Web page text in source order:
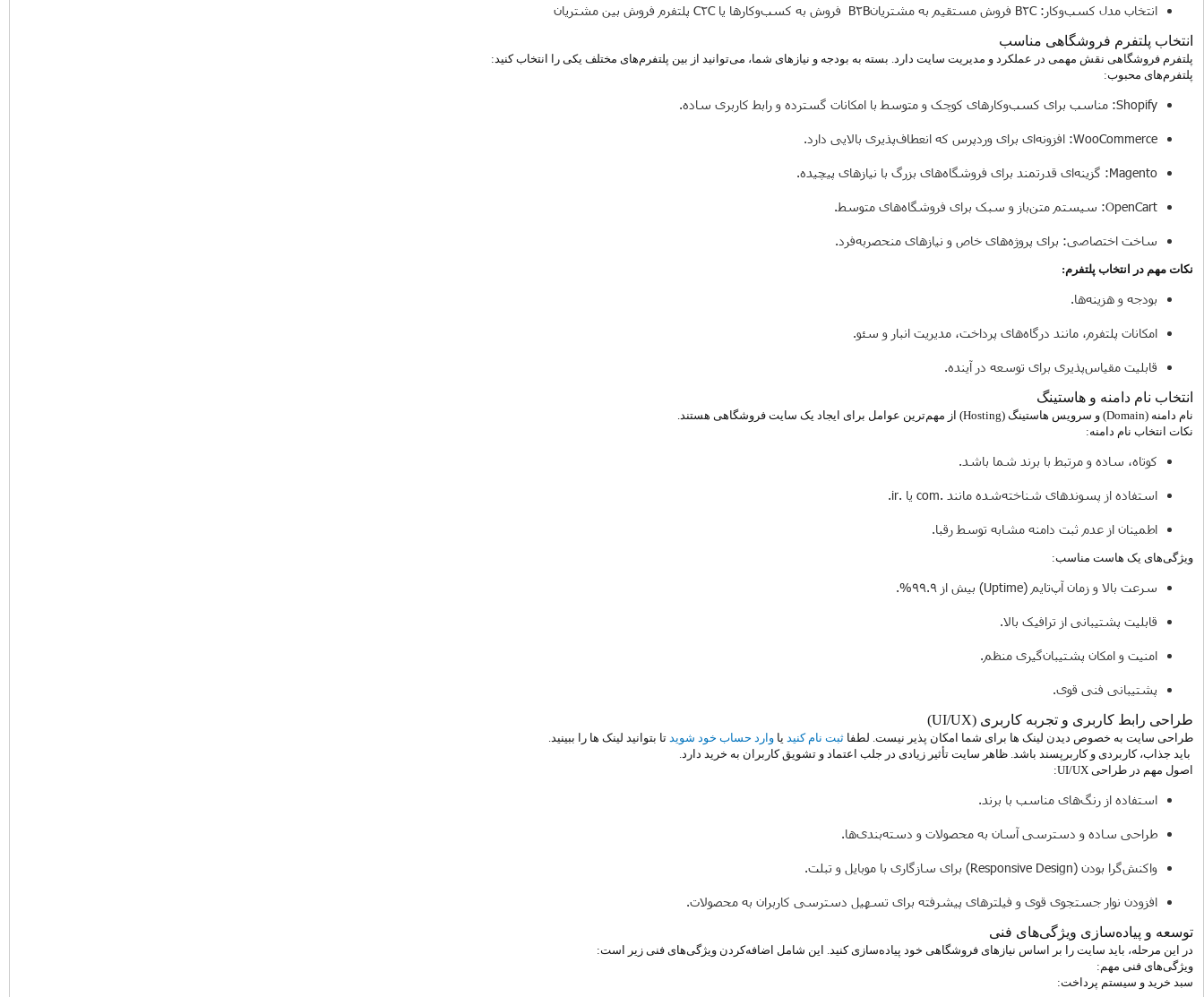
انتخاب مدل کسب‌وکار: B2C فروش مستقیم به مشتریانB2B فروش به کسب‌وکارها یا C2C پلتفرم فروش بین مشتریان
انتخاب پلتفرم فروشگاهی مناسب
پلتفرم فروشگاهی نقش مهمی در عملکرد و مدیریت سایت دارد. بسته به بودجه و نیازهای شما، می‌توانید از بین پلتفرم‌های مختلف یکی را انتخاب کنید:
پلتفرم‌های محبوب:
Shopify: مناسب برای کسب‌وکارهای کوچک و متوسط با امکانات گسترده و رابط کاربری ساده.
WooCommerce: افزونه‌ای برای وردپرس که انعطاف‌پذیری بالایی دارد.
Magento: گزینه‌ای قدرتمند برای فروشگاه‌های بزرگ با نیازهای پیچیده.
OpenCart: سیستم متن‌باز و سبک برای فروشگاه‌های متوسط.
ساخت اختصاصی: برای پروژه‌های خاص و نیازهای منحصر‌به‌فرد.
نکات مهم در انتخاب پلتفرم:
بودجه و هزینه‌ها.
امکانات پلتفرم، مانند درگاه‌های پرداخت، مدیریت انبار و سئو.
قابلیت مقیاس‌پذیری برای توسعه در آینده.
انتخاب نام دامنه و هاستینگ
نام دامنه (Domain) و سرویس هاستینگ (Hosting) از مهم‌ترین عوامل برای ایجاد یک سایت فروشگاهی هستند.
نکات انتخاب نام دامنه:
کوتاه، ساده و مرتبط با برند شما باشد.
استفاده از پسوندهای شناخته‌شده مانند .com یا .ir.
اطمینان از عدم ثبت دامنه مشابه توسط رقبا.
ویژگی‌های یک هاست مناسب:
سرعت بالا و زمان آپ‌تایم (Uptime) بیش از 99.9%.
قابلیت پشتیبانی از ترافیک بالا.
امنیت و امکان پشتیبان‌گیری منظم.
پشتیبانی فنی قوی.
طراحی رابط کاربری و تجربه کاربری (UI/UX)
طراحی سایت به خصوص دیدن لینک ها برای شما امکان پذیر نیست. لطفا ثبت نام کنید یا وارد حساب خود شوید تا بتوانید لینک ها را ببینید.
باید جذاب، کاربردی و کاربرپسند باشد. ظاهر سایت تأثیر زیادی در جلب اعتماد و تشویق کاربران به خرید دارد.
اصول مهم در طراحی UI/UX:
استفاده از رنگ‌های مناسب با برند.
طراحی ساده و دسترسی آسان به محصولات و دسته‌بندی‌ها.
واکنش‌گرا بودن (Responsive Design) برای سازگاری با موبایل و تبلت.
افزودن نوار جستجوی قوی و فیلترهای پیشرفته برای تسهیل دسترسی کاربران به محصولات.
توسعه و پیاده‌سازی ویژگی‌های فنی
در این مرحله، باید سایت را بر اساس نیازهای فروشگاهی خود پیاده‌سازی کنید. این شامل اضافه‌کردن ویژگی‌های فنی زیر است:
ویژگی‌های فنی مهم:
سبد خرید و سیستم پرداخت: